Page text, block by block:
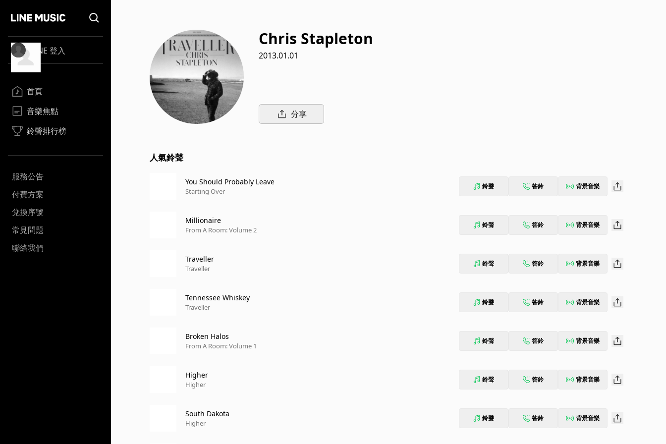
LINE 登入
首頁
音樂焦點
鈴聲排行榜
服務公告
付費方案
兌換序號
常見問題
聯絡我們
Chris Stapleton
2013.01.01
分享
人氣鈴聲
You Should Probably Leave
Starting Over
鈴聲 答鈴 背景音樂
Millionaire
From A Room: Volume 2
鈴聲 答鈴 背景音樂
Traveller
Traveller
鈴聲 答鈴 背景音樂
Tennessee Whiskey
Traveller
鈴聲 答鈴 背景音樂
Broken Halos
From A Room: Volume 1
鈴聲 答鈴 背景音樂
Higher
Higher
鈴聲 答鈴 背景音樂
South Dakota
Higher
鈴聲 答鈴 背景音樂